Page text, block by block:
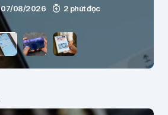
07/08/2026 2 phút đọc